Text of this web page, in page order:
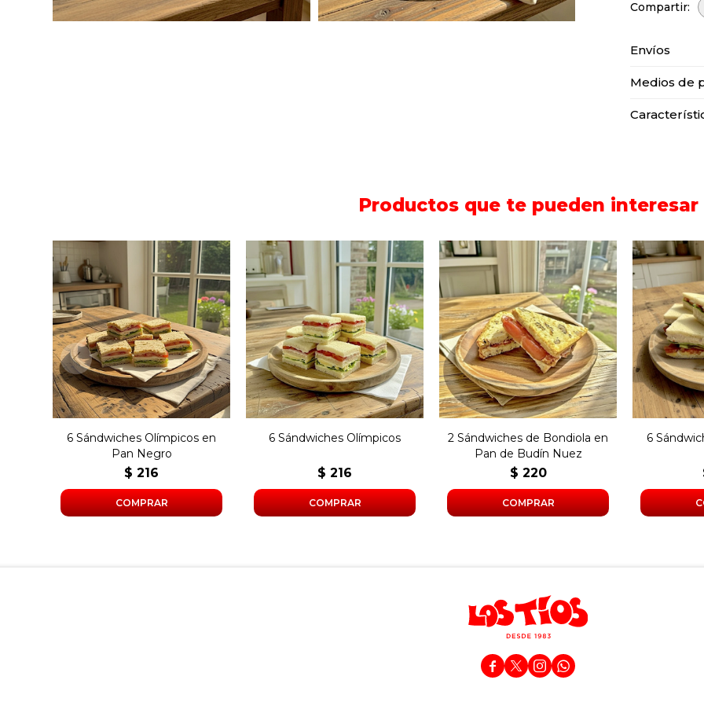
Envíos
Medios de
Productos que te pueden interesar
Seis sándwiches de
copetín olímpicos con
jamón, queso, lechuga,
tomate, huevo duro,
manteca y mayonesa en
pan negro.
6 Sándwiches Olímpicos en
Pan Negro
$ 216
Seis sándwiches de
copetín olímpicos con
jamón, queso, lechuga,
tomate, huevo duro,
manteca y mayonesa en
pan blanco.
6 Sándwiches Olímpicos
$ 216
Dos sándwiches con
bondiola y manteca en
pan de budín de nuez.
2 Sándwiches de Bondiola en
Pan de Budín Nuez
$ 220
Seis
pavita
6
   